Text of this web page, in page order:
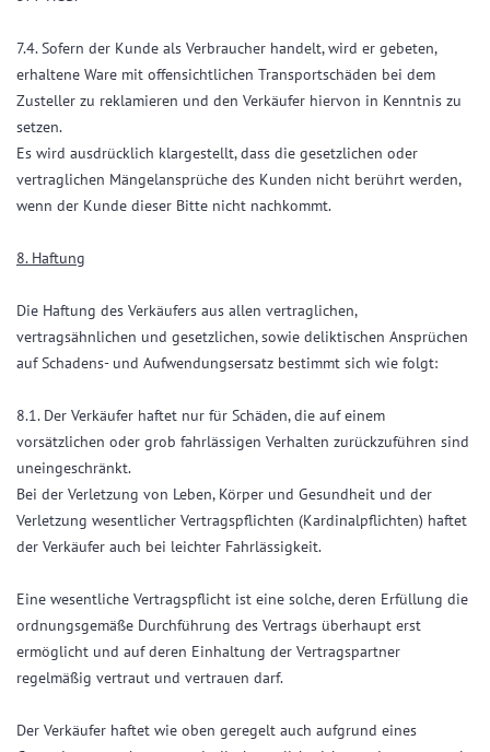
7.4. Sofern der Kunde als Verbraucher handelt, wird er gebeten,
erhaltene Ware mit offensichtlichen Transportschäden bei dem
Zusteller zu reklamieren und den Verkäufer hiervon in Kenntnis zu
setzen.
Es wird ausdrücklich klargestellt, dass die gesetzlichen oder
vertraglichen Mängelansprüche des Kunden nicht berührt werden,
wenn der Kunde dieser Bitte nicht nachkommt.
8. Haftung
Die Haftung des Verkäufers aus allen vertraglichen,
vertragsähnlichen und gesetzlichen, sowie deliktischen Ansprüchen
auf Schadens- und Aufwendungsersatz bestimmt sich wie folgt:
8.1. Der Verkäufer haftet nur für Schäden, die auf einem
vorsätzlichen oder grob fahrlässigen Verhalten zurückzuführen sind
uneingeschränkt.
Bei der Verletzung von Leben, Körper und Gesundheit und der
Verletzung wesentlicher Vertragspflichten (Kardinalpflichten) haftet
der Verkäufer auch bei leichter Fahrlässigkeit.
Eine wesentliche Vertragspflicht ist eine solche, deren Erfüllung die
ordnungsgemäße Durchführung des Vertrags überhaupt erst
ermöglicht und auf deren Einhaltung der Vertragspartner
regelmäßig vertraut und vertrauen darf.
Der Verkäufer haftet wie oben geregelt auch aufgrund eines